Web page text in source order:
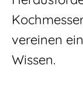
vereinen
Wissen.